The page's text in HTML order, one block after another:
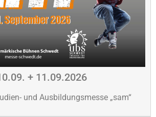
+ 11.09.2026
und Ausbildungsmesse „sam“